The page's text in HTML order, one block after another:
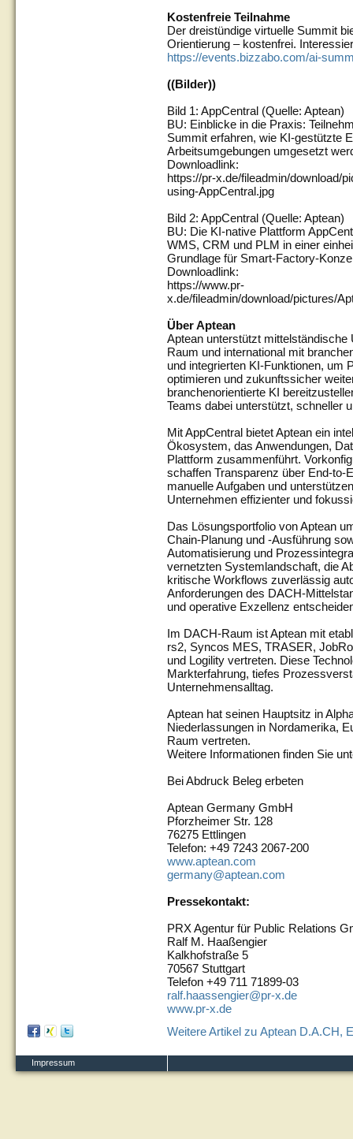
Kostenfreie Teilnahme
Der dreistündige virtuelle Summit
Orientierung – kostenfrei.
https://events.bizzabo.com/ai-
((Bilder))
Bild 1: AppCentral (Quelle: Aptean)
BU: Einblicke in die Praxis:
Summit erfahren, wie KI-gestützte
Arbeitsumgebungen umgesetzt
Downloadlink:
https://pr-x.de/fileadmin/download/
using-AppCentral.jpg
Bild 2: AppCentral (Quelle: Aptean)
BU: Die KI-native Plattform
WMS, CRM und PLM in einer
Grundlage für Smart-Factory-
Downloadlink:
https://www.pr-
x.de/fileadmin/download/pictures/
Über Aptean
Aptean unterstützt
Raum und international mit
und integrierten KI-Funktionen, um
optimieren und zukunftssicher
branchenorientierte KI
Teams dabei unterstützt, schneller
Mit AppCentral bietet Aptean ein
Ökosystem, das Anwendungen,
Plattform zusammenführt.
schaffen Transparenz über End-to-
manuelle Aufgaben und
Unternehmen effizienter und
Das Lösungsportfolio von Aptean
Chain-Planung und -Ausführung
Automatisierung und
vernetzten Systemlandschaft, die
kritische Workflows zuverlässig
Anforderungen des DACH-
und operative Exzellenz
Im DACH-Raum ist Aptean mit
rs2, Syncos MES, TRASER,
und Logility vertreten. Diese
Markterfahrung, tiefes
Unternehmensalltag.
Aptean hat seinen Hauptsitz in
Niederlassungen in Nordamerika,
Raum vertreten.
Weitere Informationen finden Sie
Bei Abdruck Beleg erbeten
Aptean Germany GmbH
Pforzheimer Str. 128
76275 Ettlingen
Telefon: +49 7243 2067-200
www.aptean.com
germany@aptean.com
Pressekontakt:
PRX Agentur für Public Relations
Ralf M. Haaßengier
Kalkhofstraße 5
70567 Stuttgart
Telefon +49 711 71899-03
ralf.haassengier@pr-x.de
www.pr-x.de
Weitere Artikel zu Aptean D.A.CH,
Impressum